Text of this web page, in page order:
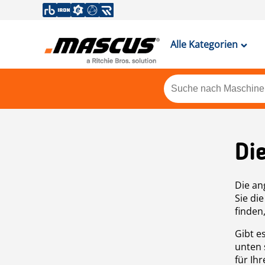
Alle Kategorien
Die
Sie
Gibt
unten
für